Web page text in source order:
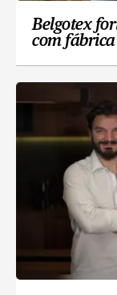
Belgotex
com fábrica